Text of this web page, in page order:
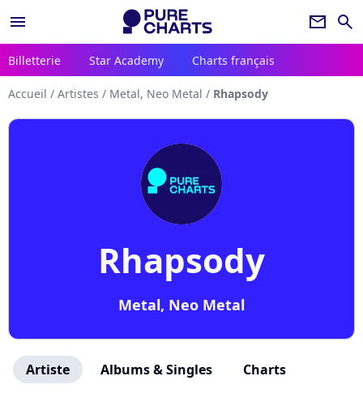
menu newsletter search
Billetterie Star Academy Charts français
Accueil / Artistes / Metal, Neo Metal / Rhapsody
Rhapsody
Metal, Neo Metal
Artiste Albums & Singles Charts